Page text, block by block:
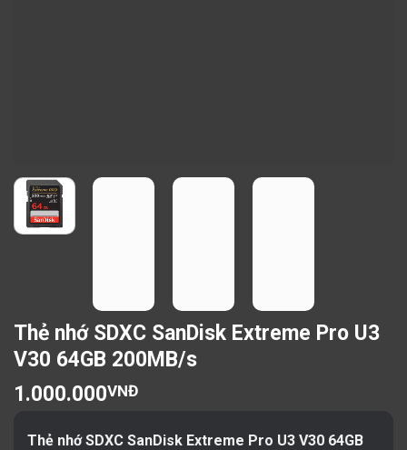
Thẻ nhớ SDXC SanDisk Extreme Pro U3
V30 64GB 200MB/s
1.000.000VNĐ
Thẻ nhớ SDXC SanDisk Extreme Pro U3 V30 64GB